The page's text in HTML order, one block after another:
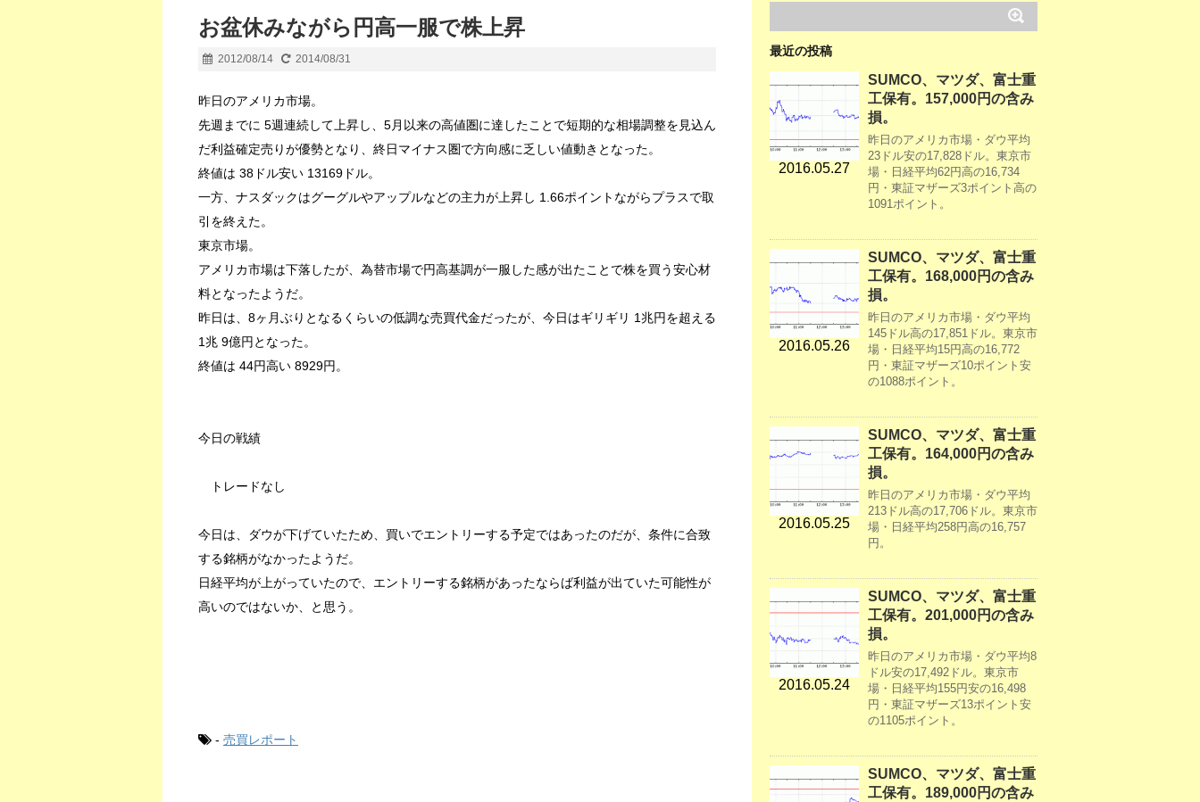
お盆休みながら円高一服で株上昇
2012/08/14 2014/08/31
昨日のアメリカ市場。
先週までに 5週連続して上昇し、5月以来の高値圏に達したことで短期的な相場調整を見込ん
だ利益確定売りが優勢となり、終日マイナス圏で方向感に乏しい値動きとなった。
終値は 38ドル安い 13169ドル。
一方、ナスダックはグーグルやアップルなどの主力が上昇し 1.66ポイントながらプラスで取
引を終えた。
東京市場。
アメリカ市場は下落したが、為替市場で円高基調が一服した感が出たことで株を買う安心材
料となったようだ。
昨日は、8ヶ月ぶりとなるくらいの低調な売買代金だったが、今日はギリギリ 1兆円を超える
1兆 9億円となった。
終値は 44円高い 8929円。
今日の戦績
トレードなし
今日は、ダウが下げていたため、買いでエントリーする予定ではあったのだが、条件に合致
する銘柄がなかったようだ。
日経平均が上がっていたので、エントリーする銘柄があったならば利益が出ていた可能性が
高いのではないか、と思う。
- 売買レポート
最近の投稿
2016.05.27
SUMCO、マツダ、富士重
工保有。157,000円の含み
損。
昨日のアメリカ市場・ダウ平均
23ドル安の17,828ドル。東京市
場・日経平均62円高の16,734
円・東証マザーズ3ポイント高の
1091ポイント。
2016.05.26
SUMCO、マツダ、富士重
工保有。168,000円の含み
損。
昨日のアメリカ市場・ダウ平均
145ドル高の17,851ドル。東京市
場・日経平均15円高の16,772
円・東証マザーズ10ポイント安
の1088ポイント。
2016.05.25
SUMCO、マツダ、富士重
工保有。164,000円の含み
損。
昨日のアメリカ市場・ダウ平均
213ドル高の17,706ドル。東京市
場・日経平均258円高の16,757
円。
2016.05.24
SUMCO、マツダ、富士重
工保有。201,000円の含み
損。
昨日のアメリカ市場・ダウ平均8
ドル安の17,492ドル。東京市
場・日経平均155円安の16,498
円・東証マザーズ13ポイント安
の1105ポイント。
SUMCO、マツダ、富士重
工保有。189,000円の含み